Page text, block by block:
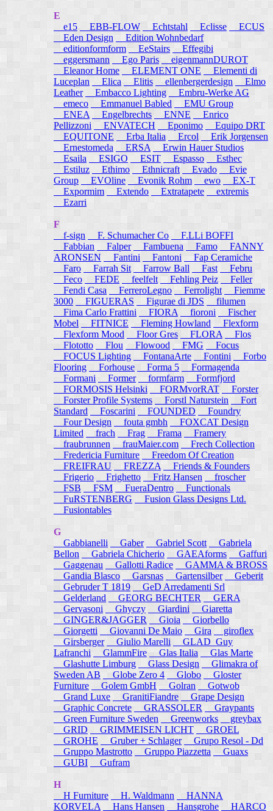
E
e15 EBB-FLOW Echtstahl Eclisse
ECUS
Eden Design
Edition Wohnbedarf
editionformform
EeStairs
Effegibi
eggersmann
Ego Paris
eigenmannDUROT
Eleanor Home
ELEMENT ONE
Elementi di
Luceplan
Elica Elitis ellenbergerdesign
Elmo
Leather
Embacco Lighting
Embru-Werke AG
emeco
Emmanuel Babled
EMU Group
ENEA
Engelbrechts ENNE
Enrico
Pellizzoni ENVATECH Eponimo
Equipo DRT
EQUITONE
Erba Italia Ercol
Erik Jorgensen
Ernestomeda
ERSA
Erwin Hauer Studios
Esaila
ESIGO ESIT Espasso
Esthec
Estiluz
Ethimo Ethnicraft Evado
Evie
Group
EVOline Evonik Rohm ewo
EX-T
Expormim
Extendo Extratapete
extremis
Ezarri
F
f-sign
F. Schumacher Co
F.LLi BOFFI
Fabbian
Falper Fambuena Famo
FANNY
ARONSEN
Fantini Fantoni
Fap Ceramiche
Faro
Farrah Sit Farrow Ball Fast
Febru
Feco
FEDE feelfelt Fehling Peiz
Feller
Fendi Casa
FerreroLegno Ferrolight
Fiemme
3000
FIGUERAS Figurae di JDS
filumen
Fima Carlo Frattini
FIORA fioroni
Fischer
Mobel
FITNICE Fleming Howland
Flexform
Flexform Mood
Floor Gres FLORA
Flos
Flototto
Flou Flowood FMG
Focus
FOCUS Lighting
FontanaArte Fontini
Forbo
Flooring
Forhouse Forma 5
Formagenda
Formani
Former formfarm
Formfjord
FORMOSIS Helsinki
FORMvorRAT
Forster
Forster Profile Systems
Forstl Naturstein
Fort
Standard
Foscarini FOUNDED
Foundry
Four Design
fouta gmbh
FOXCAT Design
Limited
frach Frag Frama
Framery
fraubrunnen
frauMaier.com
Frech Collection
Fredericia Furniture
Freedom Of Creation
FREIFRAU
FREZZA
Friends & Founders
Frigerio
Frighetto Fritz Hansen
froscher
FSB
FSM FueraDentro
Functionals
FuRSTENBERG
Fusion Glass Designs Ltd.
Fusiontables
G
Gabbianelli
Gaber Gabriel Scott
Gabriela
Bellon
Gabriela Chicherio GAEAforms
Gaffuri
Gaggenau
Gallotti Radice
GAMMA & BROSS
Gandia Blasco
Garsnas Gartensilber
Geberit
Gebruder T 1819
GeD Arredamenti Srl
Gelderland
GEORG BECHTER
GERA
Gervasoni
Ghyczy Giardini
Giaretta
GINGER&JAGGER
Gioia
Giorbello
Giorgetti
Giovanni De Maio Gira
giroflex
Girsberger
Giulio Marelli
GLAD_Guy
Lafranchi
GlammFire Glas Italia
Glas Marte
Glashutte Limburg
Glass Design
Glimakra of
Sweden AB
Globe Zero 4 Globo
Gloster
Furniture
Golem GmbH Golran
Gotwob
Grand Luxe
GranitiFiandre
Grape Design
Graphic Concrete
GRASSOLER
Graypants
Green Furniture Sweden
Greenworks
greybax
GRID
GRIMMEISEN LICHT
GROEL
GROHE
Gruber + Schlager
Grupo Resol - Dd
Gruppo Mastrotto
Gruppo Piazzetta
Guaxs
GUBI
Gufram
H
H Furniture
H. Waldmann
HANNA
KORVELA
Hans Hansen Hansgrohe HARCO